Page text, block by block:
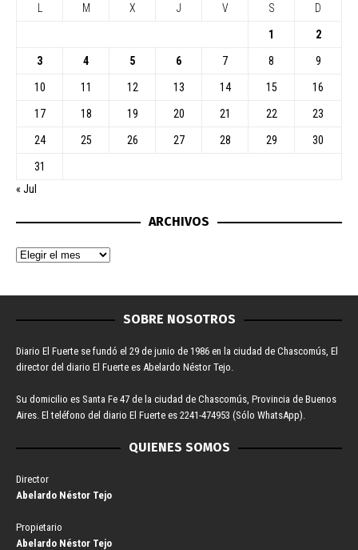
L M X J V S D
1 2
3 4 5 6 7 8 9
10 11 12 13 14 15 16
17 18 19 20 21 22 23
24 25 26 27 28 29 30
31
« Jul
ARCHIVOS
SOBRE NOSOTROS
Diario El Fuerte se fundó el 29 de junio de 1986 en la ciudad de Chascomús, El
director del diario El Fuerte es Abelardo Néstor Tejo.
Su domicilio es Santa Fe 47 de la ciudad de Chascomús, Provincia de Buenos
Aires. El teléfono del diario El Fuerte es 2241-474953 (Sólo WhatsApp).
QUIENES SOMOS
Director
Abelardo Néstor Tejo
Propietario
Abelardo Néstor Tejo